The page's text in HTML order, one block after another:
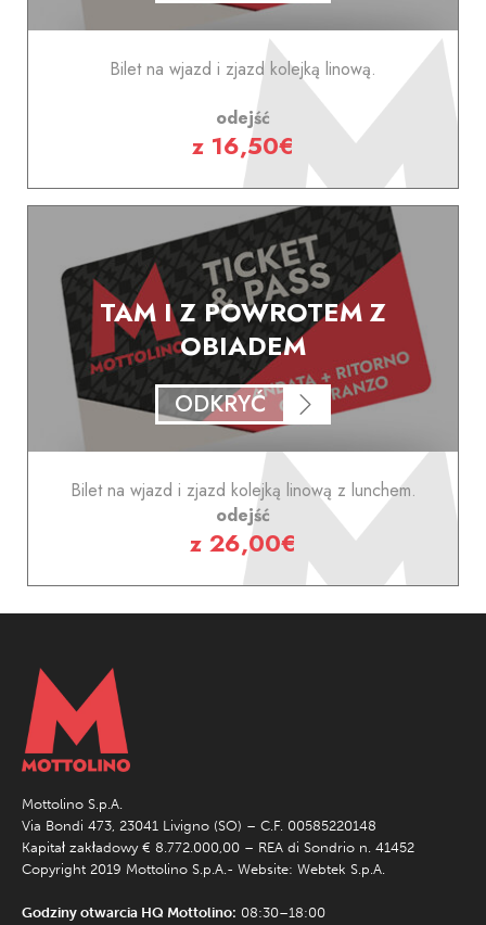
Bilet na wjazd i zjazd kolejką linową.
odejść
z 16,50€
TAM I Z POWROTEM Z
OBIADEM
ODKRYĆ
Bilet na wjazd i zjazd kolejką linową z lunchem.
odejść
z 26,00€
Mottolino S.p.A.
Via Bondi 473, 23041 Livigno (SO) – C.F. 00585220148
Kapitał zakładowy € 8.772.000,00 – REA di Sondrio n. 41452
Copyright 2019 Mottolino S.p.A.- Website: Webtek S.p.A.
Godziny otwarcia HQ Mottolino: 08:30–18:00